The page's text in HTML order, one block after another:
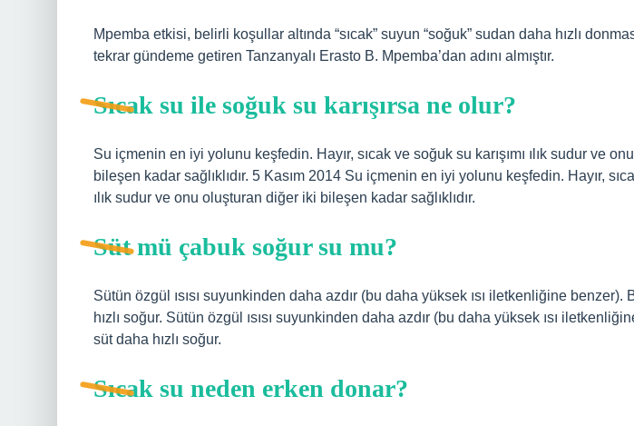
Mpemba etkisi, belirli koşullar altında “sıcak” suyun “soğuk” sudan daha hızlı
tekrar gündeme getiren Tanzanyalı Erasto B. Mpemba’dan adını almıştır.
Sıcak su ile soğuk su karışırsa ne olur?
Su içmenin en iyi yolunu keşfedin. Hayır, sıcak ve soğuk su karışımı ılık sudur ve
bileşen kadar sağlıklıdır. 5 Kasım 2014 Su içmenin en iyi yolunu keşfedin. Hayır,
ılık sudur ve onu oluşturan diğer iki bileşen kadar sağlıklıdır.
Süt mü çabuk soğur su mu?
Sütün özgül ısısı suyunkinden daha azdır (bu daha yüksek ısı iletkenliğine benzer).
hızlı soğur. Sütün özgül ısısı suyunkinden daha azdır (bu daha yüksek ısı
süt daha hızlı soğur.
Sıcak su neden erken donar?